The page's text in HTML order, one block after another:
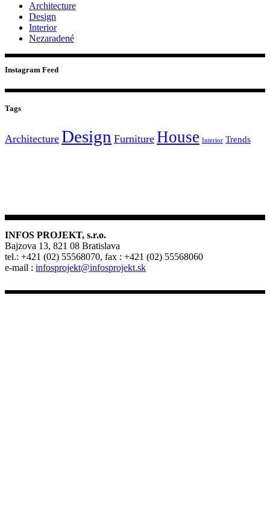
Architecture
Design
Interior
Nezaradené
Instagram Feed
Tags
Architecture Design Furniture House Interior Trends
INFOS PROJEKT, s.r.o.
Bajzova 13, 821 08 Bratislava
tel.: +421 (02) 55568070, fax : +421 (02) 55568060
e-mail : infosprojekt@infosprojekt.sk